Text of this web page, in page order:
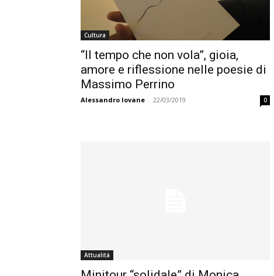
Cultura
“Il tempo che non vola”, gioia,
amore e riflessione nelle poesie di
Massimo Perrino
Alessandro Iovane - 22/03/2019 0
Attualità